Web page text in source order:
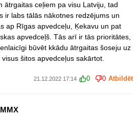
ātrgaitas ceļiem pa visu Latviju, tad
ir labs tālās nākotnes redzējums un
ap Rīgas apvedceļu, Ķekavu un pat
apvedceļš. Tās arī ir tās prioritātes,
būvēt kkādu ātrgaitas šoseju uz
šitos apvedceļus sakārtot.
21.12.2022 17:14 0 0 Atbildēt
MMX